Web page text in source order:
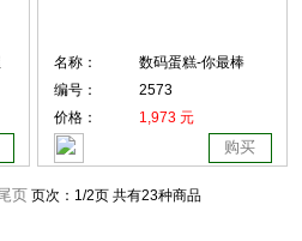
名称：
数码蛋糕-你最棒
编号：
2573
价格：
1,973 元
购买
页 页次： 1/2页 共有23种商品